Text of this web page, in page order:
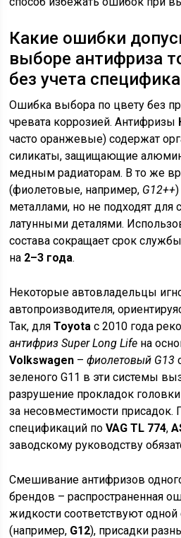
Какие ошибки
выборе антифриза
без учета
Ошибка выбора по цвету без
чревата коррозией. Антифризы
часто оранжевые) содержат
силикаты, защищающие
медным радиаторам. В то же
(фиолетовые, например, G12++
металлами, но не подходят для
латунными деталями.
состава сокращает срок
на 2–3 года.
Некоторые автовладельцы
автопроизводителя,
Так, дляToyota с 2010 года
антифриз Super Long Life на
Volkswagen –фиолетовый G13
зеленого G11 в эти системы
разрушение прокладок
за несовместимости присадок.
спецификаций поVAG TL 774,
заводскому руководству
Смешивание антифризов
брендов – распространенная
жидкости соответствуют
(например, G12), присадки